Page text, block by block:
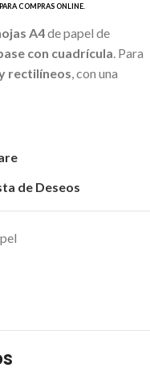
A4de papel de
con cuadrícula. Para
rectilíneos, con una
de Deseos